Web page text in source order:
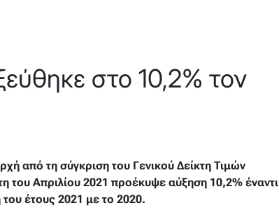
στο 10,2% τον
από τη σύγκριση του Γενικού Δείκτη Τιμών
του Απριλίου 2021 προέκυψε αύξηση 10,2% έναντι
έτους 2021 με το 2020.